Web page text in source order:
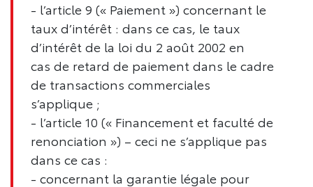
- l’article 9 (« Paiement ») concernant le
taux d’intérêt : dans ce cas, le taux
d’intérêt de la loi du 2 août 2002 en
cas de retard de paiement dans le cadre
de transactions commerciales
s’applique ;
- l’article 10 (« Financement et faculté de
renonciation ») – ceci ne s’applique pas
dans ce cas :
- concernant la garantie légale pour